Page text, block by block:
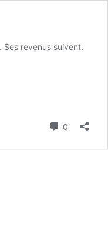
revenus suivent.
0